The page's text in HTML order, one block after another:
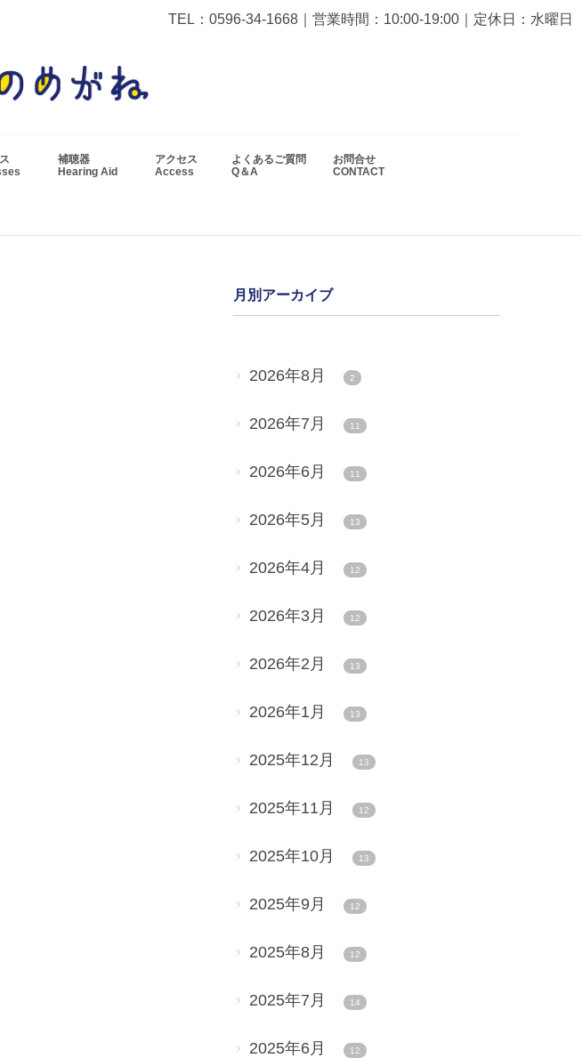
TEL：0596-34-1668 ｜営業時間：10:00-19:00｜定休日：水曜日
補聴器
Hearing Aid
アクセス
Access
よくあるご質問
Q＆A
お問合せ
CONTACT
月別アーカイブ
2026年8月 2
2026年7月 11
2026年6月 11
2026年5月 13
2026年4月 12
2026年3月 12
2026年2月 13
2026年1月 13
2025年12月 13
2025年11月 12
2025年10月 13
2025年9月 12
2025年8月 12
2025年7月 14
2025年6月 12